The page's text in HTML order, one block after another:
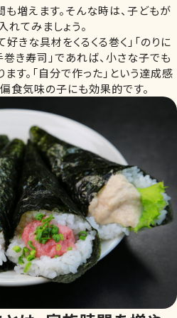
増えます。そんな時は、子どもが
てみましょう。
きな具材をくるくる巻く」「のりに
き寿司」であれば、小さな子でも
す。「自分で作った」という達成感
食気味の子にも効果的です。